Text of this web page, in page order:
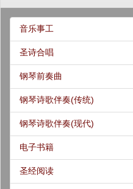
音乐事工
圣诗合唱
钢琴前奏曲
钢琴诗歌伴奏(传统)
钢琴诗歌伴奏(现代)
电子书籍
圣经阅读